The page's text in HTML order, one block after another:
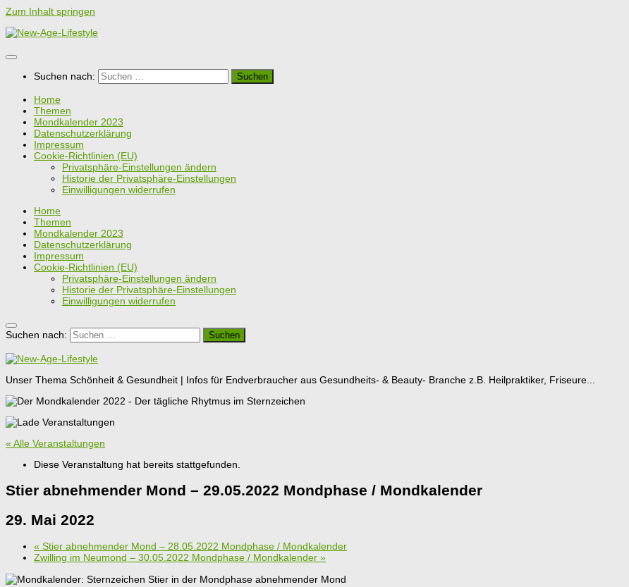
Zum Inhalt springen
Suchen nach:
Home
Themen
Mondkalender 2023
Datenschutzerklärung
Impressum
Cookie-Richtlinien (EU)
Privatsphäre-Einstellungen ändern
Historie der Privatsphäre-Einstellungen
Einwilligungen widerrufen
Home
Themen
Mondkalender 2023
Datenschutzerklärung
Impressum
Cookie-Richtlinien (EU)
Privatsphäre-Einstellungen ändern
Historie der Privatsphäre-Einstellungen
Einwilligungen widerrufen
Suchen nach:
Unser Thema Schönheit & Gesundheit | Infos für Endverbraucher aus Gesundheits- & Beauty- Branche z.B. Heilpraktiker, Friseure...
« Alle Veranstaltungen
Diese Veranstaltung hat bereits stattgefunden.
Stier abnehmender Mond – 29.05.2022 Mondphase / Mondkalender
29. Mai 2022
« Stier abnehmender Mond – 28.05.2022 Mondphase / Mondkalender
Zwilling im Neumond – 30.05.2022 Mondphase / Mondkalender »